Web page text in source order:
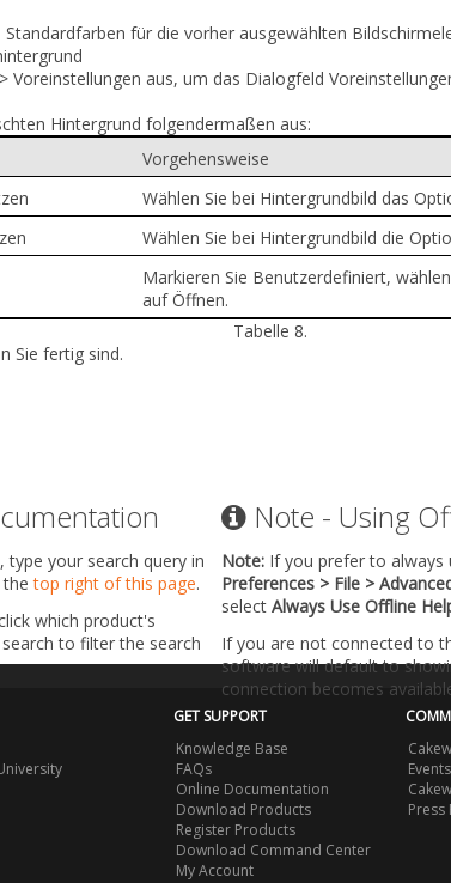
für die vorher ausgewählten
Voreinstellungen aus, um das Dialogfeld
Hintergrund folgendermaßen aus:
Tabelle 8.
Vorgehensweise
Wählen Sie bei Hintergrundbild das
Wählen Sie bei Hintergrundbild die
Markieren Sie Benutzerdefiniert,
auf Öffnen.
Sie fertig sind.
your search query in
thetop right of this page.
which product's
to filter the search
Note - Using
Note: If you prefer to
Preferences > File >
select Always Use Offline
If you are not connected to
software will default to
connection becomes
GET SUPPORT
Knowledge Base
FAQs
Online Documentation
Download Products
Register Products
Download Command Center
My Account
Events
Press